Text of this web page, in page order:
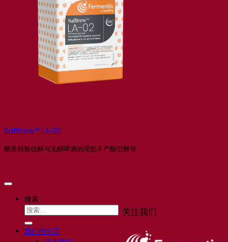
SafBrew™ LA‑02
酿造精致低醇与无醇啤酒的理想不产酚型酵母
关注我们
搜索：
我们的公司